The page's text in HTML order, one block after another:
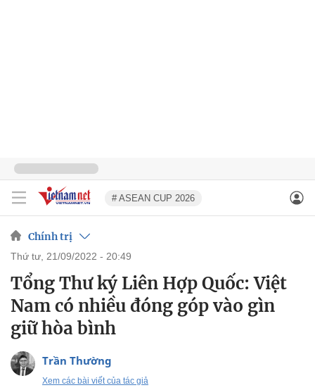
# ASEAN CUP 2026
Chính trị
thứ tư, 21/09/2022 - 20:49
Tổng Thư ký Liên Hợp Quốc: Việt
Nam có nhiều đóng góp vào gìn
giữ hòa bình
Trần Thường
Xem các bài viết của tác giả